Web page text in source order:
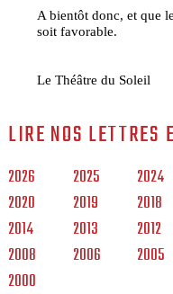
A bientôt donc, et que
soit favorable.
Le Théâtre du Soleil
LIRE NOS LETTRES
2026 2025 2024
2020
2019 2018
2014
2013 2012
2008
2006 2005
2000